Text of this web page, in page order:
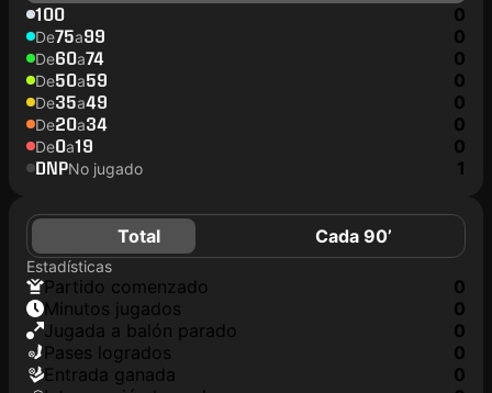
100 0
De75a99 0
De60a74 0
De50a59 0
De35a49 0
De20a34 0
De0a19 0
DNPNo jugado 1
Total Cada 90’
Estadísticas
partido comenzado
0
minutos jugados
0
jugada a balón parado
0
pases logrados
0
Entrada ganada
0